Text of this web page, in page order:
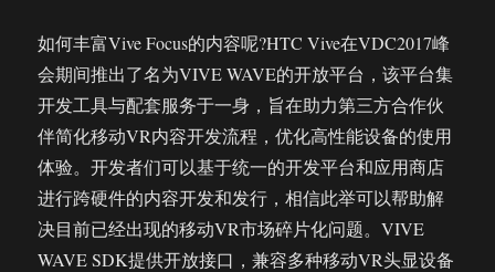
如何丰富Vive Focus的内容呢?HTC Vive在VDC2017峰
会期间推出了名为VIVE WAVE的开放平台，该平台集
开发工具与配套服务于一身，旨在助力第三方合作伙
伴简化移动VR内容开发流程，优化高性能设备的使用
体验。开发者们可以基于统一的开发平台和应用商店
进行跨硬件的内容开发和发行，相信此举可以帮助解
决目前已经出现的移动VR市场碎片化问题。VIVE
WAVE SDK提供开放接口，兼容多种移动VR头显设备